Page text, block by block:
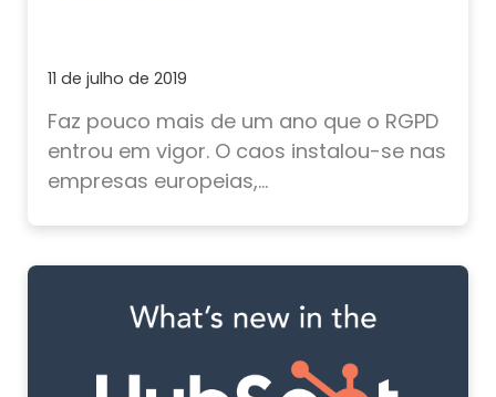
11 de julho de 2019
Faz pouco mais de um ano que o RGPD
entrou em vigor. O caos instalou-se nas
empresas europeias,...